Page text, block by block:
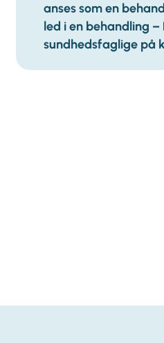
anses som en
led i en behandling
sundhedsfaglige på